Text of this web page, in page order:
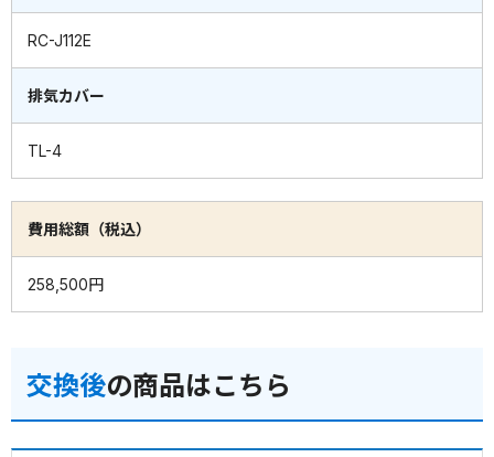
RC-J112E
排気カバー
TL-4
費用総額（税込）
258,500円
交換後の商品はこちら